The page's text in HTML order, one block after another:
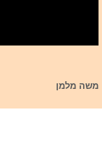
משה מלמן